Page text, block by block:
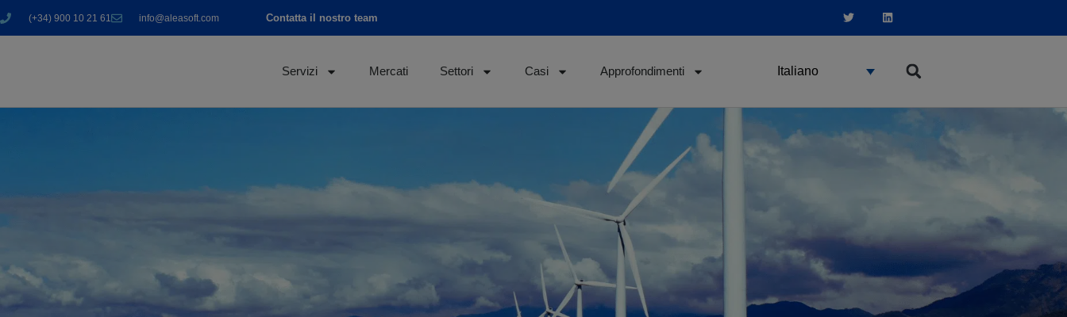
(+34) 900 10 21 61 info@aleasoft.com Contatta il nostro team
Servizi Mercati Settori Casi Approfondimenti Italiano